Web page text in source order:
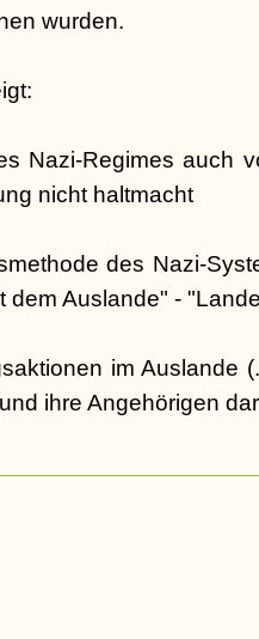
wurden.
Nazi-Regimes auch
nicht haltmacht
des Nazi-
dem Auslande" -
im Auslande
ihre Angehörigen